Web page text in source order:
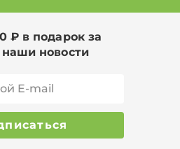
₽ в подарок за
новости